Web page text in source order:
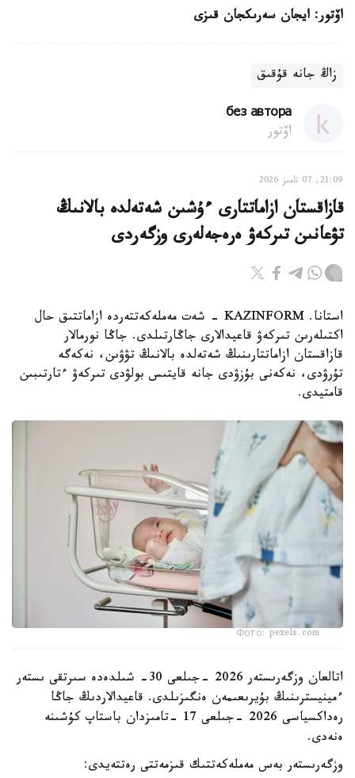
اۆتور: ايجان سەرىكجان قىزى
زاڭ جانە قۇقىق
без автора
اۆتور
21:09, 07 تامىز 2026
قازاقستان ازاماتتارى ءۇشىن شەتەلدە بالانىڭ
تۋعانىن تىركەۋ ەرەجەلەرى وزگەردى
استانا. KAZINFORM - شەت مەملەكەتتەردە ازاماتتىق حال
اكتىلەرىن تىركەۋ قاعيدالارى جاڭارتىلدى. جاڭا نورمالار
قازاقستان ازاماتتارىنىڭ شەتەلدە بالانىڭ تۋۋىن، نەكەگە
تۇرۋدى، نەكەنى بۇزۋدى جانە قايتىس بولۋدى تىركەۋ ءتارتىبىن
قامتيدى.
Фото: pexels.com
اتالعان وزگەرىستەر 2026 -جىلعى 30- شىلدەدە سىرتقى ىستەر
ءمينيسترىنىڭ بۇيرىعىمەن ەنگىزىلدى. قاعيدالاردىڭ جاڭا
رەداكسياسى 2026 -جىلعى 17 -تامىزدان باستاپ كۇشىنە
ەنەدى.
وزگەرىستەر بەس مەملەكەتتىك قىزمەتتى رەتتەيدى: